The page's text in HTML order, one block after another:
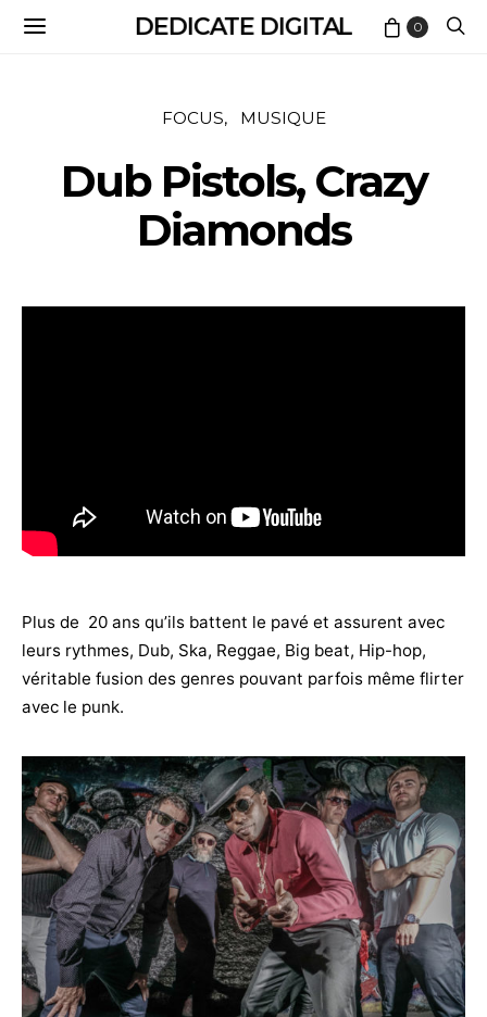
DEDICATE DIGITAL 0
FOCUS MUSIQUE
Dub Pistols, Crazy
Diamonds
Plus de 20 ans qu’ils battent le pavé et assurent avec
leurs rythmes, Dub, Ska, Reggae, Big beat, Hip-hop,
véritable fusion des genres pouvant parfois même flirter
avec le punk.